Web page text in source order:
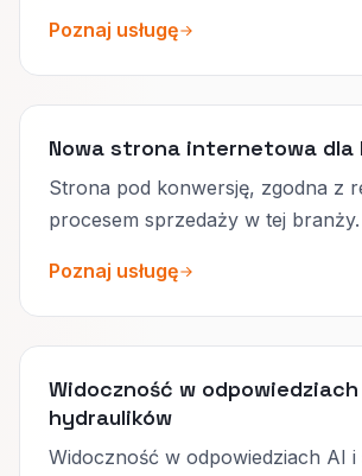
Poznaj usługę
Nowa strona internetowa dla
Strona pod konwersję, zgodna z
procesem sprzedaży w tej branży.
Poznaj usługę
Widoczność w odpowiedziach
hydraulików
Widoczność w odpowiedziach AI i